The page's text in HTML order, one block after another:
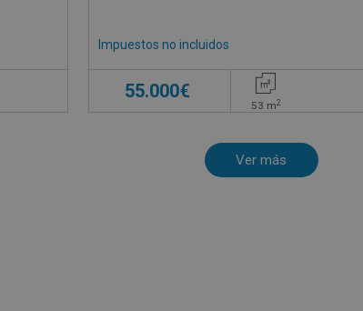
Impuestos no incluidos
55.000€
53 m2